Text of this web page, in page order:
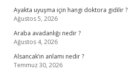
Ayakta uyuşma için hangi doktora gidilir ?
Ağustos 5, 2026
Araba avadanlığı nedir ?
Ağustos 4, 2026
Alsancak’ın anlamı nedir ?
Temmuz 30, 2026